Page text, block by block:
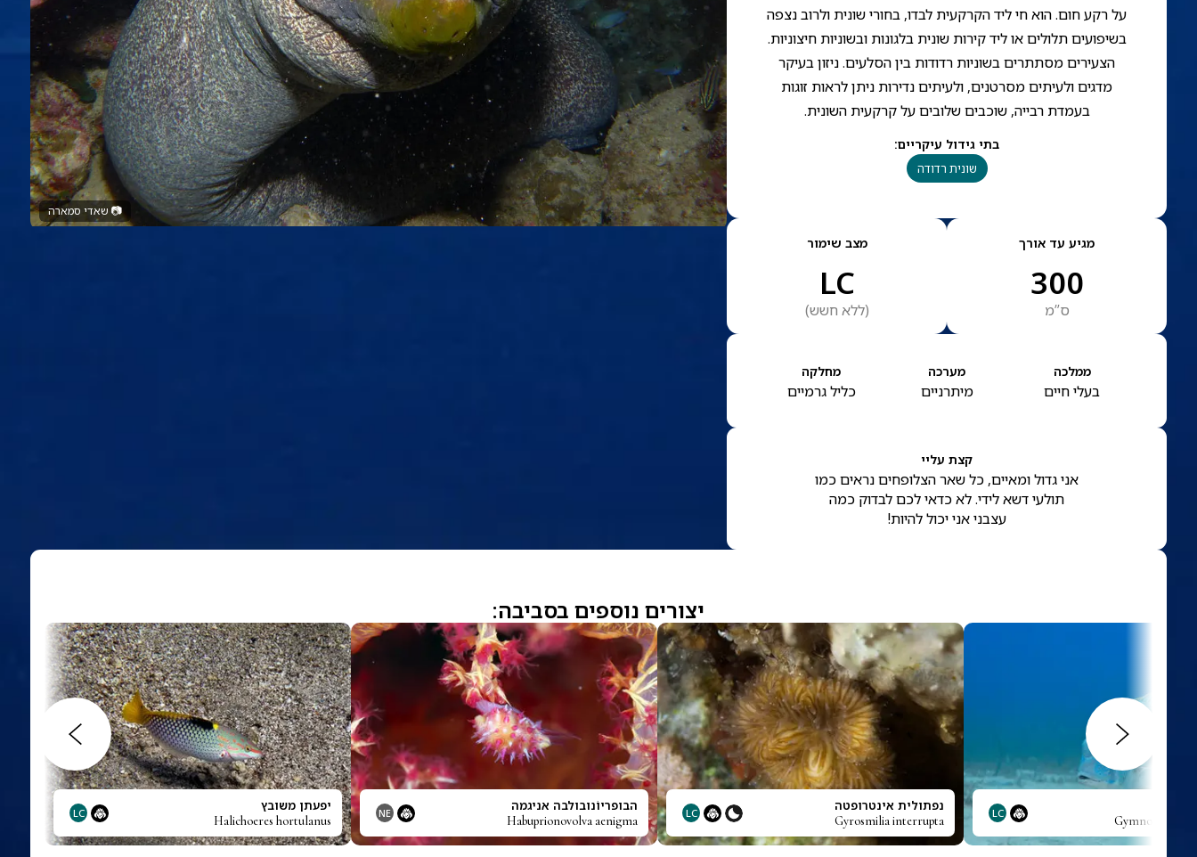
📷 שאדי סמארה
על רקע חום. הוא חי ליד הקרקעית לבדו, בחורי שונית ולרוב נצפה
בשיפועים תלולים או ליד קירות שונית בלגונות ובשוניות חיצוניות.
הצעירים מסתתרים בשוניות רדודות בין הסלעים. ניזון בעיקר
מדגים ולעיתים מסרטנים, ולעיתים נדירות ניתן לראות זוגות
בעמדת רבייה, שוכבים שלובים על קרקעית השונית.
בתי גידול עיקריים:
שונית רדודה
מגיע עד אורך
300
ס”מ
מצב שימור
LC
(ללא חשש)
ממלכה
בעלי חיים
מערכה
מיתרניים
מחלקה
כליל גרמיים
קצת עליי
אני גדול ומאיים, כל שאר הצלופחים נראים כמו
תולעי דשא לידי. לא כדאי לכם לבדוק כמה
עצבני אני יכול להיות!
יצורים נוספים בסביבה:
Gymnocranius
LC נפתולית אינטרופטה
Gyrosmilia interrupta
LC הבופריוֹנובולבה אניגמה
Habuprionovolva aenigma
NE יפעתן משובץ
Halichoeres hortulanus
LC